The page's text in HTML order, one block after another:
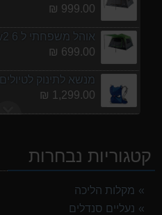
999.00 ₪
אוהל משפחתי ל 6 GURO Panorama 6P v2
699.00 ₪
מנשא לתינוק לטיולים OSPERY POCO LT
1,299.00 ₪
קטגוריות נבחרות
מקלות הליכה
נעליים סנדלים